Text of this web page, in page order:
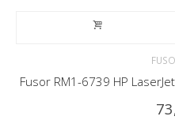
Fusor RM1-6739 HP